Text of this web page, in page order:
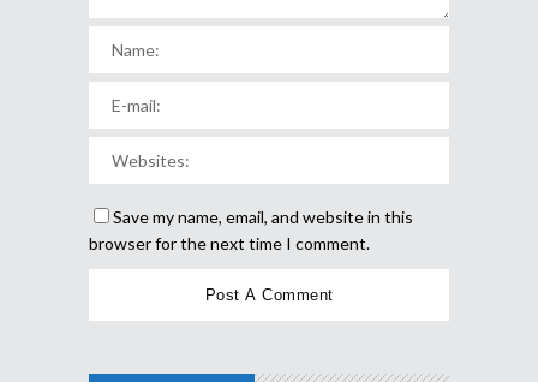
Save my name, email, and website in this
browser for the next time I comment.